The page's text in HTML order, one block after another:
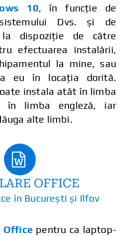
10 , în funcție de
sistemului Dvs. și de
la dispoziție de către
efectuarea instalării,
la mine, sau
eu în locația dorită.
instala atât în limba
în limba engleză, iar
alte limbi.
OFFICE
în București și Ilfov
Officepentru ca laptop-